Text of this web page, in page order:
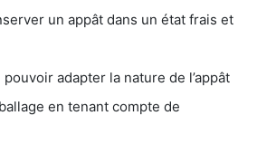
un appât dans un état frais et
adapter la nature de l’appât
en tenant compte de